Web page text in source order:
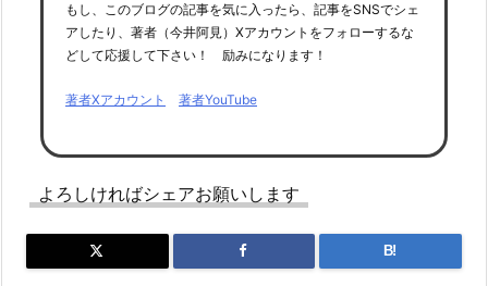
もし、このブログの記事を気に入ったら、記事をSNSでシェ
アしたり、著者（今井阿見）Xアカウントをフォローするな
どして応援して下さい！ 励みになります！
著者Xアカウント 著者YouTube
よろしければシェアお願いします
B!